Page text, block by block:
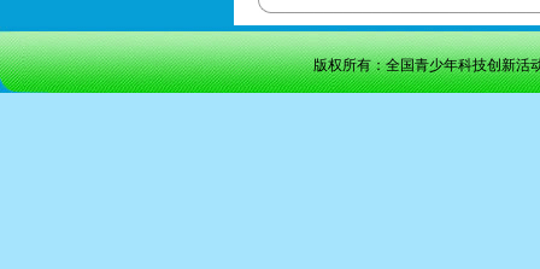
版权所有：全国青少年科技创新